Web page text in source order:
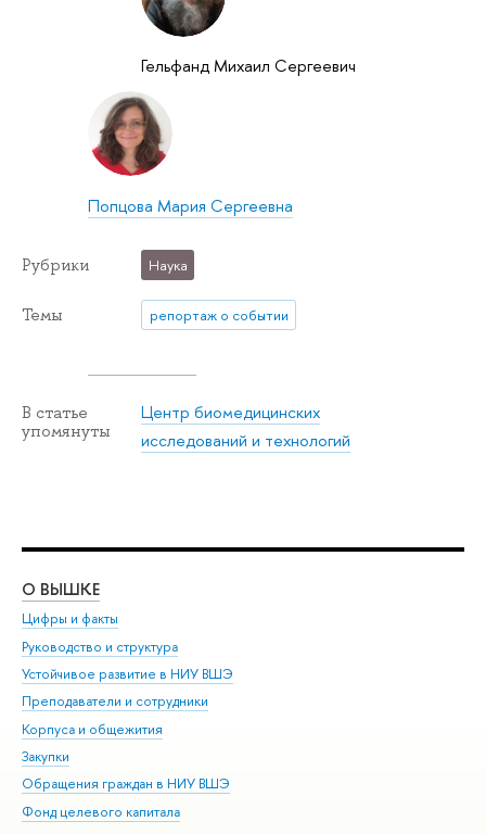
Гельфанд Михаил Сергеевич
Попцова Мария Сергеевна
Рубрики Наука
Темы репортаж о событии
В статье
упомянуты
Центр биомедицинских
исследований и технологий
О ВЫШКЕ
Цифры и факты
Руководство и структура
Устойчивое развитие в НИУ ВШЭ
Преподаватели и сотрудники
Корпуса и общежития
Закупки
Обращения граждан в НИУ ВШЭ
Фонд целевого капитала